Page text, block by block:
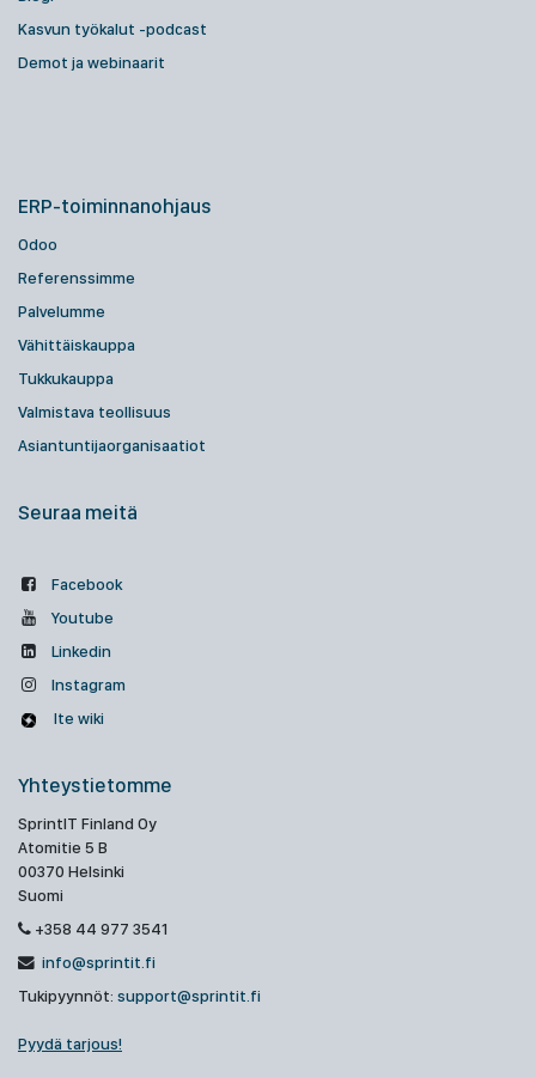
Kasvun työkalut -podcast
Demot ja webinaarit
ERP-toiminnanohjaus
Odoo
Referenssimme
Palvelumme
Vähittäiskauppa
Tukkukauppa
Valmistava teollisuus
Asiantuntijaorganisaatiot
Seuraa meitä
Facebook
Youtube
Linkedin
Instagram
Ite wiki
Yhteystietomme
SprintIT Finland Oy
Atomitie 5 B
00370 Helsinki
Suomi
+358 44 977 3541
info@sprintit.fi
Tukipyynnöt: support@sprintit.fi
Pyydä tarjous!